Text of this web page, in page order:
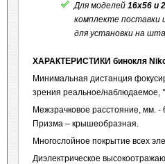
Для моделей 16х56 и
комплекте поставки
для установки на
ХАРАКТЕРИСТИКИ бинокля
Минимальная дистанция
зрения реальное/наблюдаемое,
Межзрачковое расстояние, мм.
Призма – крышеобразная.
Многослойное покрытие всех
Диэлектрическое